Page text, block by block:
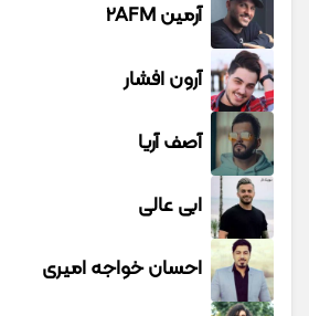
آرمین 2AFM
آرون افشار
آصف آریا
ابی عالی
احسان خواجه امیری